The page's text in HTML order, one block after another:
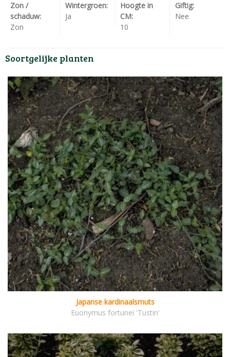
Zon /
schaduw:
Zon
Wintergroen:
Ja
Hoogte in
CM:
10
Giftig:
Nee
Soortgelijke planten
Japanse kardinaalsmuts
Euonymus fortunei 'Tustin'